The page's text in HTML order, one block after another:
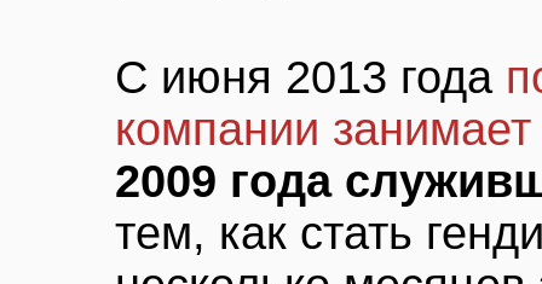
С июня 2013 года
компании
2009 года
тем, как стать